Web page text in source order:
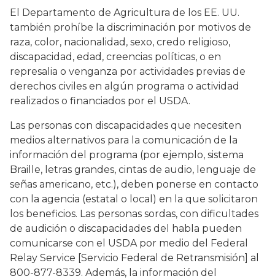
El Departamento de Agricultura de los EE. UU.
también prohíbe la discriminación por motivos de
raza, color, nacionalidad, sexo, credo religioso,
discapacidad, edad, creencias políticas, o en
represalia o venganza por actividades previas de
derechos civiles en algún programa o actividad
realizados o financiados por el USDA.
Las personas con discapacidades que necesiten
medios alternativos para la comunicación de la
información del programa (por ejemplo, sistema
Braille, letras grandes, cintas de audio, lenguaje de
señas americano, etc.), deben ponerse en contacto
con la agencia (estatal o local) en la que solicitaron
los beneficios. Las personas sordas, con dificultades
de audición o discapacidades del habla pueden
comunicarse con el USDA por medio del Federal
Relay Service [Servicio Federal de Retransmisión] al
800-877-8339. Además, la información del